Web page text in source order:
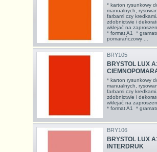
* karton rysunkowy
manualnych,
farbami czy
zdobnictwie i
wklejać na
* format A1 *
pomarańczowy ...
BRY105
BRYSTOL LUX
* karton rysunkowy
manualnych,
farbami czy
zdobnictwie i
wklejać na
* format A1 *
BRY106
BRYSTOL LUX
INTERDRUK